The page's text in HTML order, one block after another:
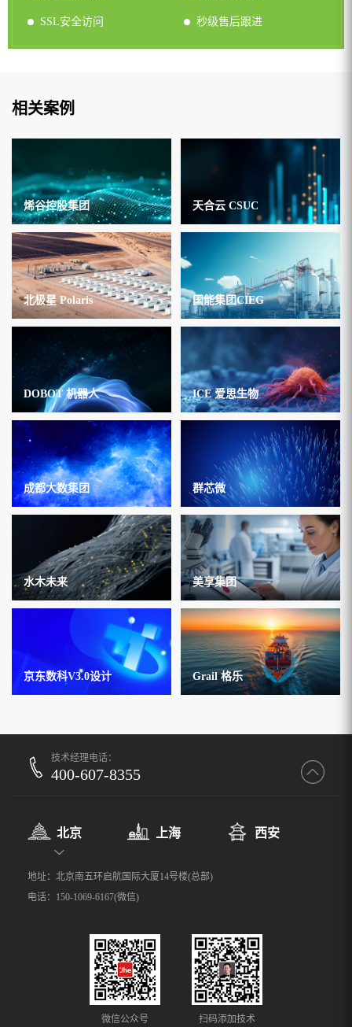
SSL安全访问 秒级售后跟进
相关案例
烯谷控股集团 天合云 CSUC
北极星 Polaris 国能集团CIEG
DOBOT 机器人 ICE 爱思生物
成都大数集团 群芯微
水木未来 美享集团
京东数科V3.0设计 Grail 格乐
技术经理电话：
400-607-8355
北京 上海 西安
地址：北京南五环启航国际大厦14号楼(总部)
电话：150-1069-6167(微信)
微信公众号 扫码添加技术